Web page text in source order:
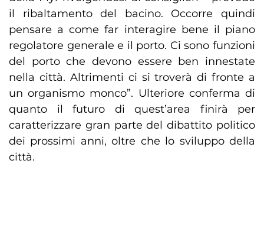
il ribaltamento del bacino. Occorre quindi
pensare a come far interagire bene il piano
regolatore generale e il porto. Ci sono funzioni
del porto che devono essere ben innestate
nella città. Altrimenti ci si troverà di fronte a
un organismo monco”. Ulteriore conferma di
quanto il futuro di quest’area finirà per
caratterizzare gran parte del dibattito politico
dei prossimi anni, oltre che lo sviluppo della
città.